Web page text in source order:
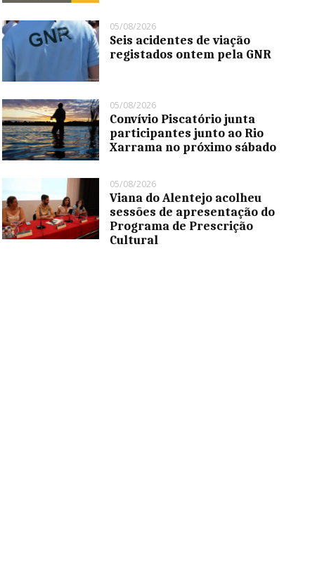
05/08/2026
Seis acidentes de viação
registados ontem pela GNR
05/08/2026
Convívio Piscatório junta
participantes junto ao Rio
Xarrama no próximo sábado
05/08/2026
Viana do Alentejo acolheu
sessões de apresentação do
Programa de Prescrição
Cultural